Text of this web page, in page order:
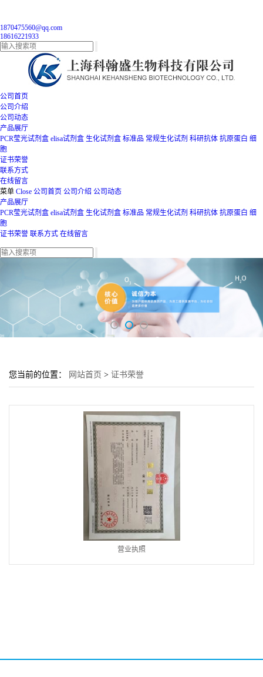
1870475560@qq.com
18616221933
公司首页
公司介绍
公司动态
产品展厅
PCR莹光试剂盒 elisa试剂盒 生化试剂盒 标准品 常规生化试剂 科研抗体 抗原蛋白 细
胞
证书荣誉
联系方式
在线留言
菜单 Close 公司首页 公司介绍 公司动态
产品展厅
PCR莹光试剂盒 elisa试剂盒 生化试剂盒 标准品 常规生化试剂 科研抗体 抗原蛋白 细
胞
证书荣誉 联系方式 在线留言
您当前的位置： 网站首页 > 证书荣誉
营业执照